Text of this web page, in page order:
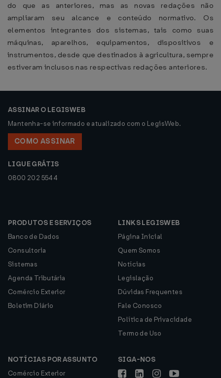
do que as anteriores, mas as novas redações não
ampliaram seu alcance e conteúdo normativo. Os
elementos integrantes dos sistemas, tais como suas
máquinas, aparelhos, equipamentos, dispositivos e
instrumentos, desde que destinados à agricultura, sempre
estiveram inclusos nas respectivas redações anteriores.
ASSINAR O LEGISWEB
Mantenha-se informado e atualizado com o LegisWeb.
COMO ASSINAR
LIGUE GRÁTIS
0800 202 5544
PRODUTOS E SERVIÇOS
Banco de Dados
Consultoria
Sistemas
Agenda Tributária
Comércio Exterior
Boletim Diário
LINKS LEGISWEB
Página Inicial
Quem Somos
Notícias
Legislação
Dúvidas Frequentes
Fale Conosco
Política de Privacidade
Termo de Uso
NOTÍCIAS POR ASSUNTO
Comércio Exterior
SIGA-NOS